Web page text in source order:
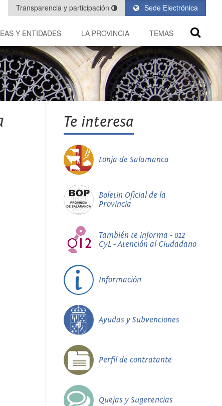
Sede Electrónica
Transparencia y participación
Y ENTIDADES LA PROVINCIA TEMAS
Te interesa
Lonja de Salamanca
Boletín Oficial de la
Provincia
También te informa - 012
CyL - Atención al Ciudadano
Información
Ayudas y Subvenciones
Perfil de contratante
Quejas y Sugerencias